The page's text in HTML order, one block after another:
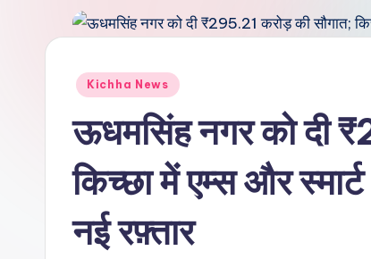
Kichha News
ऊधमसिंह नगर को दी
किच्छा में एम्स और
नई रफ़्तार